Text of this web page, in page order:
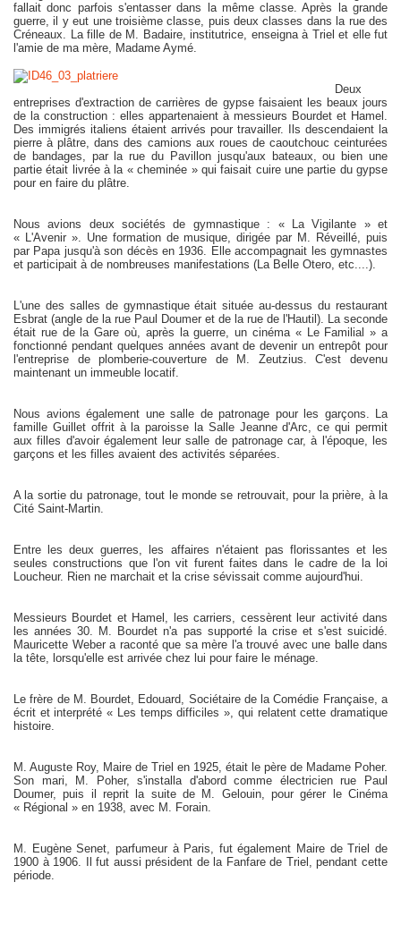
fallait donc parfois s'entasser dans la même classe. Après la grande
guerre, il y eut une troisième classe, puis deux classes dans la rue des
Créneaux. La fille de M. Badaire, institutrice, enseigna à Triel et elle fut
l'amie de ma mère, Madame Aymé.
Deux
entreprises d'extraction de carrières de gypse faisaient les beaux jours
de la construction : elles appartenaient à messieurs Bourdet et Hamel.
Des immigrés italiens étaient arrivés pour travailler. Ils descendaient la
pierre à plâtre, dans des camions aux roues de caoutchouc ceinturées
de bandages, par la rue du Pavillon jusqu'aux bateaux, ou bien une
partie était livrée à la « cheminée » qui faisait cuire une partie du gypse
pour en faire du plâtre.
Nous avions deux sociétés de gymnastique : « La Vigilante » et
« L'Avenir ». Une formation de musique, dirigée par M. Réveillé, puis
par Papa jusqu'à son décès en 1936. Elle accompagnait les gymnastes
et participait à de nombreuses manifestations (La Belle Otero, etc....).
L'une des salles de gymnastique était située au-dessus du restaurant
Esbrat (angle de la rue Paul Doumer et de la rue de l'Hautil). La seconde
était rue de la Gare où, après la guerre, un cinéma « Le Familial » a
fonctionné pendant quelques années avant de devenir un entrepôt pour
l'entreprise de plomberie-couverture de M. Zeutzius. C'est devenu
maintenant un immeuble locatif.
Nous avions également une salle de patronage pour les garçons. La
famille Guillet offrit à la paroisse la Salle Jeanne d'Arc, ce qui permit
aux filles d'avoir également leur salle de patronage car, à l'époque, les
garçons et les filles avaient des activités séparées.
A la sortie du patronage, tout le monde se retrouvait, pour la prière, à la
Cité Saint-Martin.
Entre les deux guerres, les affaires n'étaient pas florissantes et les
seules constructions que l'on vit furent faites dans le cadre de la loi
Loucheur. Rien ne marchait et la crise sévissait comme aujourd'hui.
Messieurs Bourdet et Hamel, les carriers, cessèrent leur activité dans
les années 30. M. Bourdet n'a pas supporté la crise et s'est suicidé.
Mauricette Weber a raconté que sa mère l'a trouvé avec une balle dans
la tête, lorsqu'elle est arrivée chez lui pour faire le ménage.
Le frère de M. Bourdet, Edouard, Sociétaire de la Comédie Française, a
écrit et interprété « Les temps difficiles », qui relatent cette dramatique
histoire.
M. Auguste Roy, Maire de Triel en 1925, était le père de Madame Poher.
Son mari, M. Poher, s'installa d'abord comme électricien rue Paul
Doumer, puis il reprit la suite de M. Gelouin, pour gérer le Cinéma
« Régional » en 1938, avec M. Forain.
M. Eugène Senet, parfumeur à Paris, fut également Maire de Triel de
1900 à 1906. Il fut aussi président de la Fanfare de Triel, pendant cette
période.